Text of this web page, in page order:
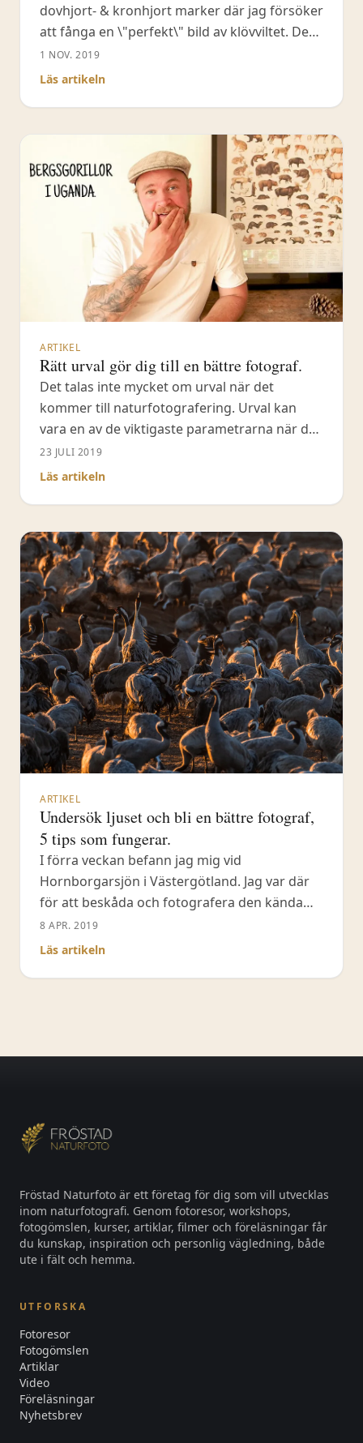
dovhjort- & kronhjort marker där jag försöker
att fånga en \"perfekt\" bild av klövviltet. Det
visar sig dock att vädret inte är med mig, men
det blir bättre och bättre. Det här är den
1 NOV. 2019
Läs artikeln
ARTIKEL
Rätt urval gör dig till en bättre fotograf.
Det talas inte mycket om urval när det
kommer till naturfotografering. Urval kan
vara en av de viktigaste parametrarna när det
kommer till vilken naturfotograf du vill
framstå att vara, för andra men givetvis också
bilderna
23 JULI 2019
Läs artikeln
ARTIKEL
Undersök ljuset och bli en bättre fotograf,
5 tips som fungerar.
I förra veckan befann jag mig vid
Hornborgarsjön i Västergötland. Jag var där
för att beskåda och fotografera den kända
trandansen. Jag var uppe tidigt, klockan
ringde redan vid 02:00 (jag har cirka 3 timmar
8 APR. 2019
Läs artikeln
Fröstad Naturfoto är ett företag för dig som vill utvecklas
inom naturfotografi. Genom fotoresor, workshops,
fotogömslen, kurser, artiklar, filmer och föreläsningar får
du kunskap, inspiration och personlig vägledning, både
ute i fält och hemma.
UTFORSKA
Fotoresor
Fotogömslen
Artiklar
Video
Föreläsningar
Nyhetsbrev